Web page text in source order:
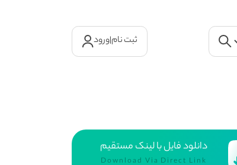
ثبت نام|ورود
دانلود فایل با لینک مستقیم
Download Via Direct Link